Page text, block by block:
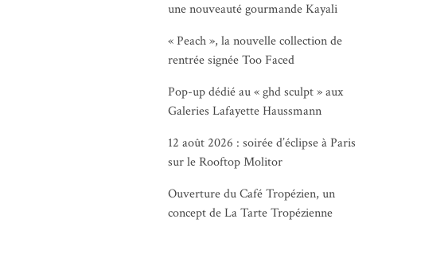
une nouveauté gourmande Kayali
« Peach », la nouvelle collection de
rentrée signée Too Faced
Pop-up dédié au « ghd sculpt » aux
Galeries Lafayette Haussmann
12 août 2026 : soirée d’éclipse à Paris
sur le Rooftop Molitor
Ouverture du Café Tropézien, un
concept de La Tarte Tropézienne